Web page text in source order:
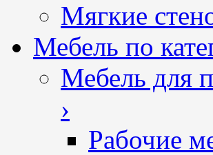
Мягкие
Мебель по
Мебель для
›
Рабочие